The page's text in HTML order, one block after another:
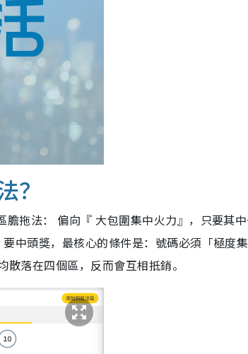
？
拖法： 偏向『 大包圍集中火力』，只要其
中頭獎，最核心的條件是：號碼必須「極度
落在四個區，反而會互相抵銷。